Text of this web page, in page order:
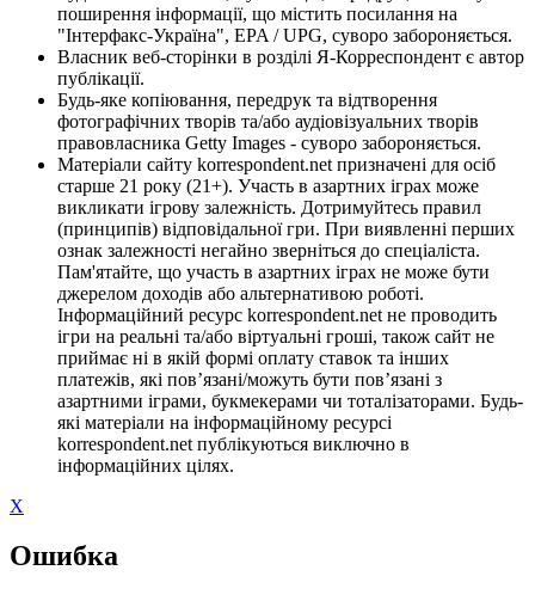
поширення інформації, що містить посилання на
"Інтерфакс-Україна", EPA / UPG, суворо забороняється.
Власник веб-сторінки в розділі Я-Корреспондент є автор
публікації.
Будь-яке копіювання, передрук та відтворення
фотографічних творів та/або аудіовізуальних творів
правовласника Getty Images - суворо забороняється.
Матеріали сайту korrespondent.net призначені для осіб
старше 21 року (21+). Участь в азартних іграх може
викликати ігрову залежність. Дотримуйтесь правил
(принципів) відповідальної гри. При виявленні перших
ознак залежності негайно зверніться до спеціаліста.
Пам'ятайте, що участь в азартних іграх не може бути
джерелом доходів або альтернативою роботі.
Інформаційний ресурс korrespondent.net не проводить
ігри на реальні та/або віртуальні гроші, також сайт не
приймає ні в якій формі оплату ставок та інших
платежів, які пов’язані/можуть бути пов’язані з
азартними іграми, букмекерами чи тоталізаторами. Будь-
які матеріали на інформаційному ресурсі
korrespondent.net публікуються виключно в
інформаційних цілях.
X
Ошибка